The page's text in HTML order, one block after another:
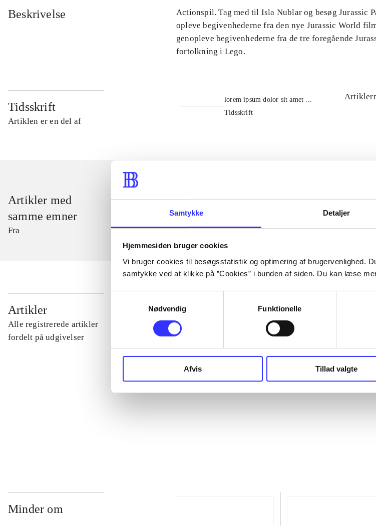
Samtykke Detaljer
Hjemmesiden bruger cookies
Vi bruger cookies til besøgsstatistik og optimering af brugervenlighed.
samtykke ved at klikke på ”Cookies” i bunden af siden. Du kan læse
Nødvendig
Funktionelle
Afvis Tillad valgte
Beskrivelse
Actionspil. Tag med til Isla Nublar og besøg Jurassic
opleve begivenhederne fra den nye Jurassic World
genopleve begivenhederne fra de tre foregående
fortolkning i Lego.
Tidsskrift
Artiklen er en del af
lorem ipsum dolor sit amet ...
Tidsskrift
Artikler med
samme emner
Fra
Artikler
Alle registrerede artikler
fordelt på udgivelser
...
Minder om